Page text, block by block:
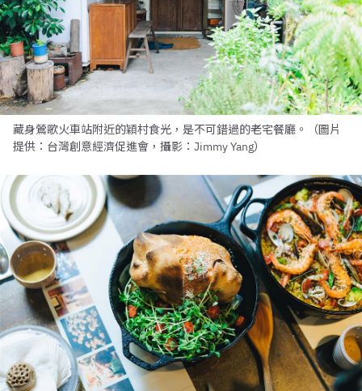
藏身鶯歌火車站附近的穎村食光，是不可錯過的老宅餐廳。（圖片
提供：台灣創意經濟促進會，攝影：Jimmy Yang）